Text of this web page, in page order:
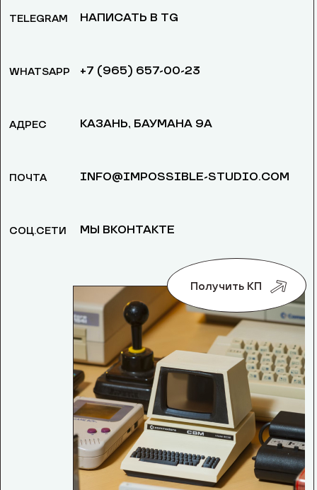
TELEGRAM
WHATSAPP
АДРЕС
ПОЧТА
СОЦ.СЕТИ
НАПИСАТЬ В TG
+7 (965) 657-00-23
КАЗАНЬ, БАУМАНА 9А
INFO@IMPOSSIBLE-STUDIO.COM
МЫ ВКОНТАКТЕ
Получить КП